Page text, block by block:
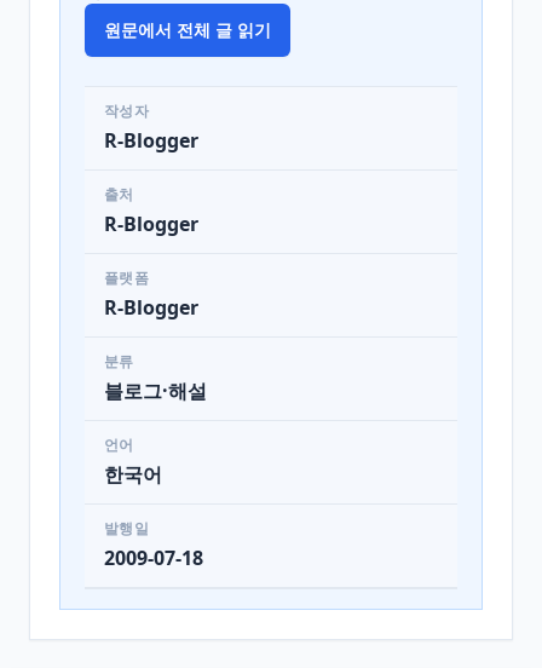
원문에서 전체 글 읽기
작성자
R-Blogger
출처
R-Blogger
플랫폼
R-Blogger
분류
블로그·해설
언어
한국어
발행일
2009-07-18